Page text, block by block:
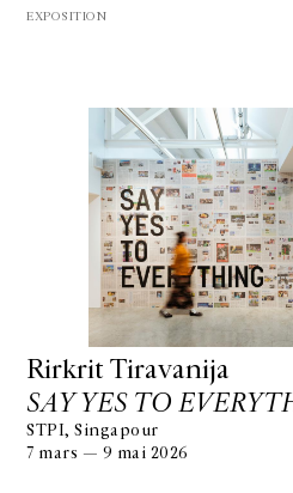
EXPOSITION
Rirkrit Tiravanija
SAY YES TO
STPI, Singapour
7 mars — 9 mai 2026